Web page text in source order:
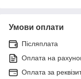
Умови оплати
Післяплата
Оплата на
Оплата за